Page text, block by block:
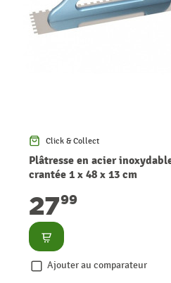
Click & Collect
Plâtresse en acier
crantée 1 x 48 x 13 cm
2799
Consulter
Ajouter au comparateur